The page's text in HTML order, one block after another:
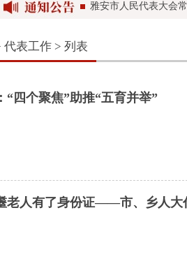
代表工作 > 列表
“四个聚焦”助推“五育并举”
老人有了身份证——市、乡人大